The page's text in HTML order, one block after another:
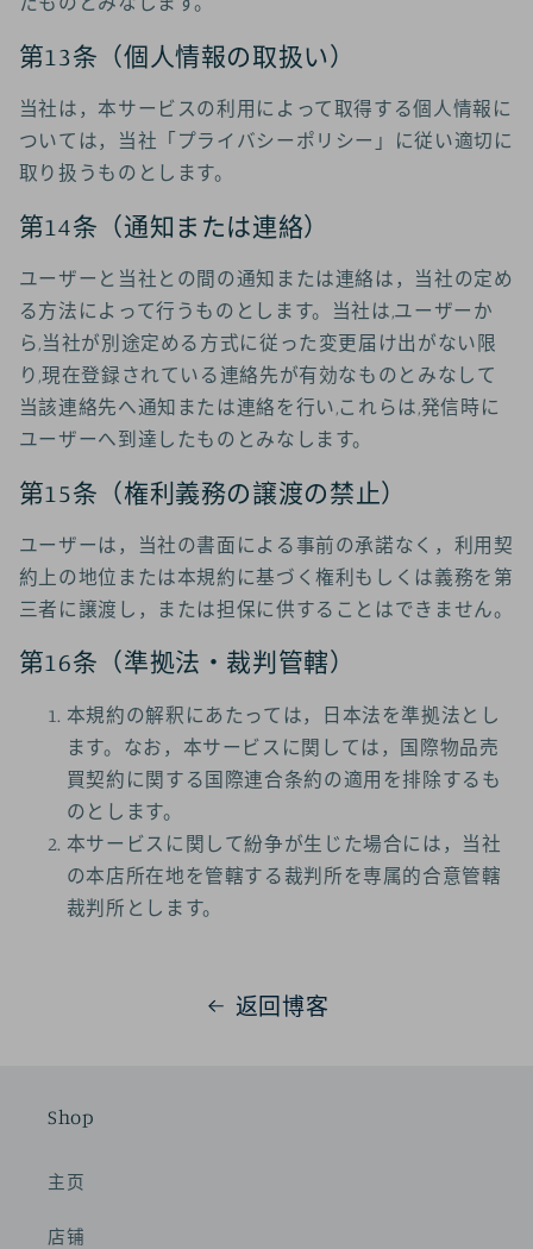
第13条（個人情報の取扱い）
当社は，本サービスの利用によって取得する個人情報に
ついては，当社「プライバシーポリシー」に従い適切に
取り扱うものとします。
第14条（通知または連絡）
ユーザーと当社との間の通知または連絡は，当社の定め
る方法によって行うものとします。当社は,ユーザーか
ら,当社が別途定める方式に従った変更届け出がない限
り,現在登録されている連絡先が有効なものとみなして
当該連絡先へ通知または連絡を行い,これらは,発信時に
ユーザーへ到達したものとみなします。
第15条（権利義務の譲渡の禁止）
ユーザーは，当社の書面による事前の承諾なく，利用契
約上の地位または本規約に基づく権利もしくは義務を第
三者に譲渡し，または担保に供することはできません。
第16条（準拠法・裁判管轄）
本規約の解釈にあたっては，日本法を準拠法とし
ます。なお，本サービスに関しては，国際物品売
買契約に関する国際連合条約の適用を排除するも
のとします。
本サービスに関して紛争が生じた場合には，当社
の本店所在地を管轄する裁判所を専属的合意管轄
裁判所とします。
返回博客
Shop
主页
店铺